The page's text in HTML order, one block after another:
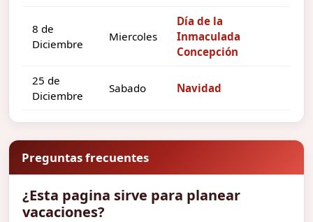
8 de
Diciembre
Miercoles
Día de la
Inmaculada
Concepción
25 de
Diciembre
Sabado Navidad
Preguntas frecuentes
¿Esta pagina sirve para planear
vacaciones?